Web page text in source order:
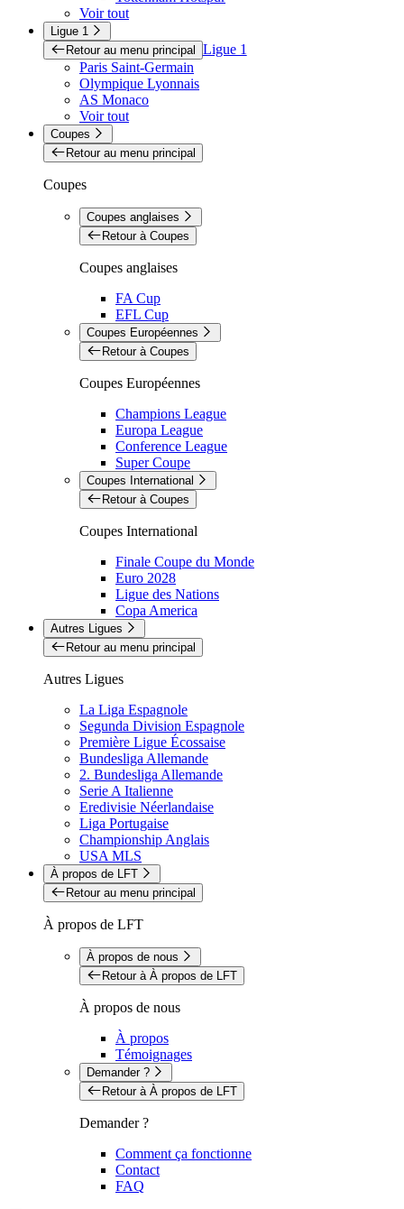
Voir tout
Ligue 1
Retour au menu principal Ligue 1
Paris Saint-Germain
Olympique Lyonnais
AS Monaco
Voir tout
Coupes
Retour au menu principal
Coupes
Coupes anglaises
Retour à Coupes
Coupes anglaises
FA Cup
EFL Cup
Coupes Européennes
Retour à Coupes
Coupes Européennes
Champions League
Europa League
Conference League
Super Coupe
Coupes International
Retour à Coupes
Coupes International
Finale Coupe du Monde
Euro 2028
Ligue des Nations
Copa America
Autres Ligues
Retour au menu principal
Autres Ligues
La Liga Espagnole
Segunda Division Espagnole
Première Ligue Écossaise
Bundesliga Allemande
2. Bundesliga Allemande
Serie A Italienne
Eredivisie Néerlandaise
Liga Portugaise
Championship Anglais
USA MLS
À propos de LFT
Retour au menu principal
À propos de LFT
À propos de nous
Retour à À propos de LFT
À propos de nous
À propos
Témoignages
Demander ?
Retour à À propos de LFT
Demander ?
Comment ça fonctionne
Contact
FAQ